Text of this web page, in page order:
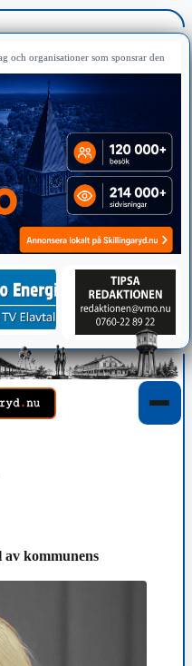
och organisationer som sponsrar den
kommunens